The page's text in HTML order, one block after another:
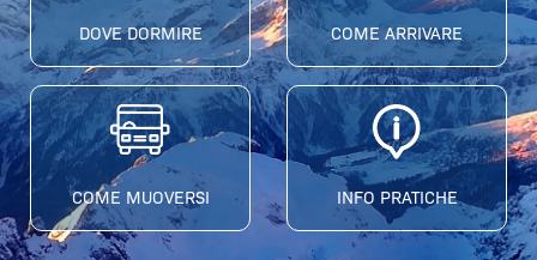
DOVE DORMIRE COME ARRIVARE
COME MUOVERSI INFO PRATICHE